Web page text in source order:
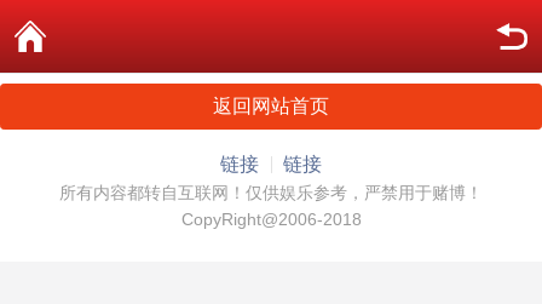
返回网站首页
链接 链接
所有内容都转自互联网！仅供娱乐参考，严禁用于赌博！
CopyRight@2006-2018